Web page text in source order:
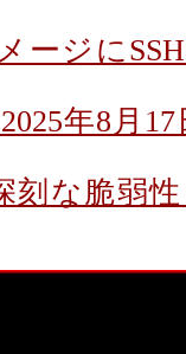
ージに
年8月17
刻な脆弱